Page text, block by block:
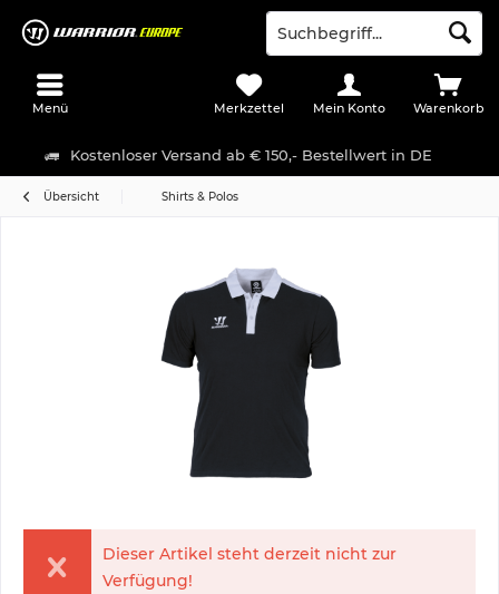
Kostenloser Versand ab € 150,- Bestellwert in DE
Menü Warenkorb
Merkzettel Mein Konto
Übersicht Shirts & Polos
Dieser Artikel steht derzeit nicht zur
Verfügung!